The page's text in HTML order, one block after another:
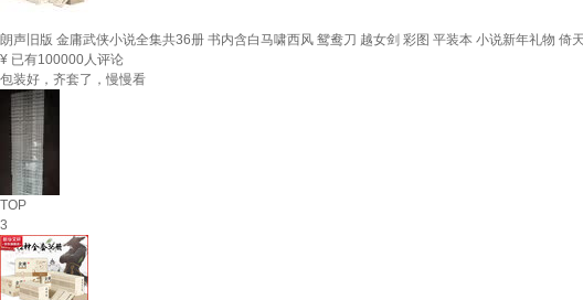
朗声旧版 金庸武侠小说全集共36册 书内含白马啸西风 鸳鸯刀 越女剑 彩图 平装本 小说新年礼物
¥ 已有100000人评论
包装好，齐套了，慢慢看
TOP
3